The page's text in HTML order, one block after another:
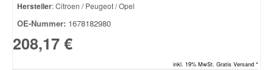
Hersteller: Citroen / Peugeot / Opel
OE-Nummer: 1678182980
208,17 €
inkl. 19% MwSt. Gratis Versand *